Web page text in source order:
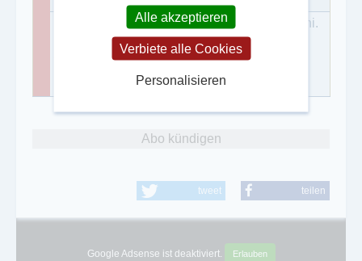
Prof. Dr. Dr. Manfred Brocker (Katholische Uni.
Eichstätt- Ingolstadt); Dr. Sarah Rebecca
Strömel (Institut für Politikwissenschaft, Uni.
Abo kündigen
tweet teilen
Google Adsense ist deaktiviert. Erlauben
Alle akzeptieren
Verbiete alle Cookies
Personalisieren